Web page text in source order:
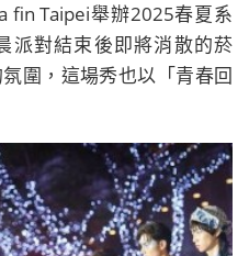
fin Taipei舉辦2025春夏系
派對結束後即將消散的菸
圍，這場秀也以「青春回